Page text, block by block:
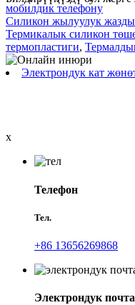
мобилдик телефону
Силикон жылуулук
Термикалык силикон
термопластиги,
Электрондук кат
x
Телефон
Тел.
+86 13656269868
Электрондук почта